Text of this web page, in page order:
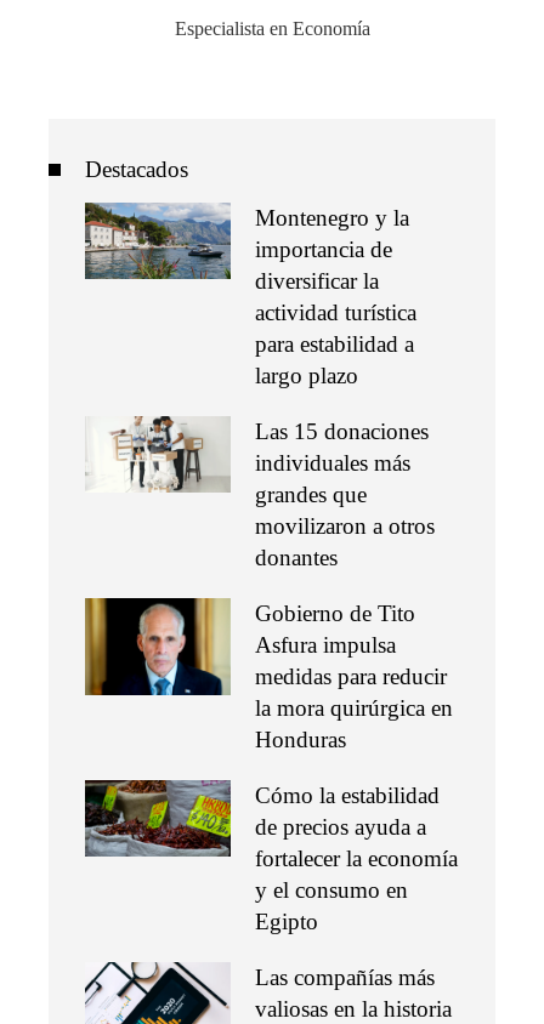
Especialista en Economía
Destacados
Montenegro y la
importancia de
diversificar la
actividad turística
para estabilidad a
largo plazo
Las 15 donaciones
individuales más
grandes que
movilizaron a otros
donantes
Gobierno de Tito
Asfura impulsa
medidas para reducir
la mora quirúrgica en
Honduras
Cómo la estabilidad
de precios ayuda a
fortalecer la economía
y el consumo en
Egipto
Las compañías más
valiosas en la historia